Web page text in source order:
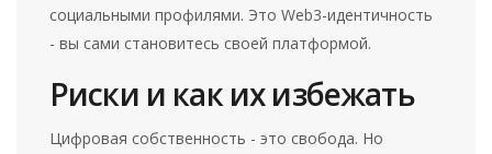
социальными профилями. Это Web3-идентичность
- вы сами становитесь своей платформой.
Риски и как их избежать
Цифровая собственность - это свобода. Но